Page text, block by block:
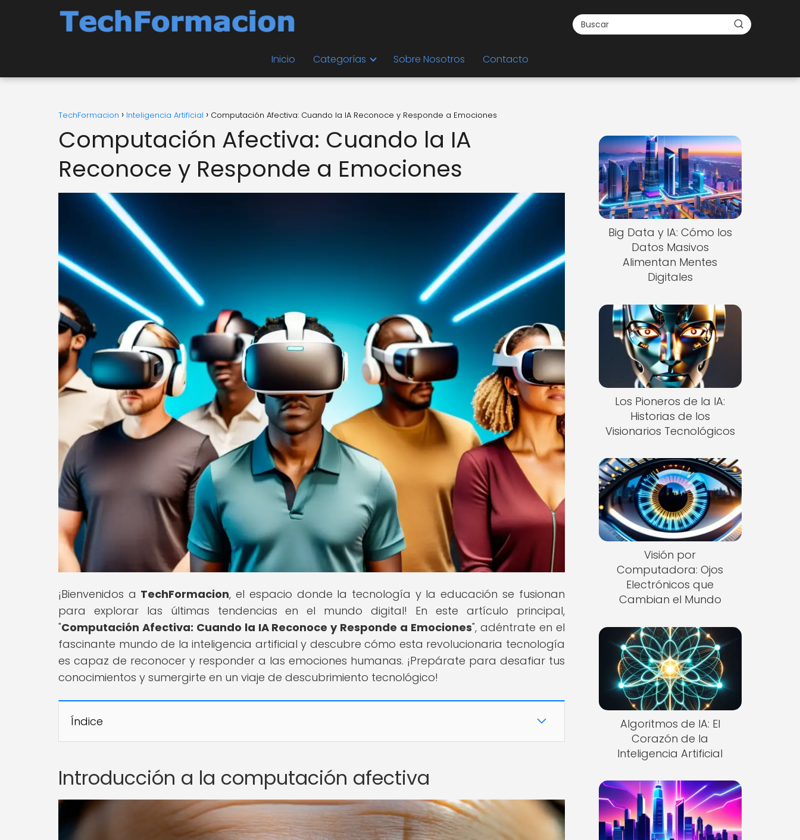
Inicio Categorías Sobre Nosotros Contacto
TechFormacion Inteligencia Artificial Computación Afectiva: Cuando la IA Reconoce y Responde a Emociones
Computación Afectiva: Cuando la IA
Reconoce y Responde a Emociones
¡Bienvenidos a TechFormacion, el espacio donde la tecnología y la educación se fusionan
para explorar las últimas tendencias en el mundo digital! En este artículo principal,
"Computación Afectiva: Cuando la IA Reconoce y Responde a Emociones", adéntrate en el
fascinante mundo de la inteligencia artificial y descubre cómo esta revolucionaria tecnología
es capaz de reconocer y responder a las emociones humanas. ¡Prepárate para desafiar tus
conocimientos y sumergirte en un viaje de descubrimiento tecnológico!
Índice
Introducción a la computación afectiva
Big Data y IA: Cómo los
Datos Masivos
Alimentan Mentes
Digitales
Los Pioneros de la IA:
Historias de los
Visionarios Tecnológicos
Visión por
Computadora: Ojos
Electrónicos que
Cambian el Mundo
Algoritmos de IA: El
Corazón de la
Inteligencia Artificial